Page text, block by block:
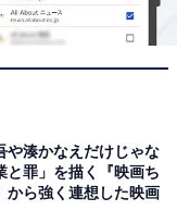
れる桜のロー
や湊かなえだけじゃな
と罪」を描く『映画ち
から強く連想した映画